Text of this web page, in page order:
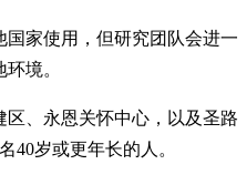
家使用，但研究团队会进一
境。
、永恩关怀中心，以及圣路
40岁或更年长的人。